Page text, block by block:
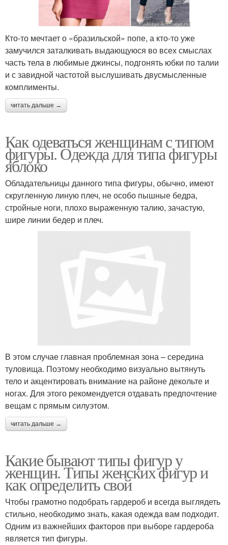
Кто-то мечтает о «бразильской» попе, а кто-то уже
замучился заталкивать выдающуюся во всех смыслах
часть тела в любимые джинсы, подгонять юбки по талии
и с завидной частотой выслушивать двусмысленные
комплименты.
читать дальше →
Как одеваться женщинам с типом
фигуры. Одежда для типа фигуры
яблоко
Обладательницы данного типа фигуры, обычно, имеют
скругленную линую плеч, не особо пышные бедра,
стройные ноги, плохо выраженную талию, зачастую,
шире линии бедер и плеч.
В этом случае главная проблемная зона – середина
туловища. Поэтому необходимо визуально вытянуть
тело и акцентировать внимание на районе декольте и
ногах. Для этого рекомендуется отдавать предпочтение
вещам с прямым силуэтом.
читать дальше →
Какие бывают типы фигур у
женщин. Типы женских фигур и
как определить свой
Чтобы грамотно подобрать гардероб и всегда выглядеть
стильно, необходимо знать, какая одежда вам подходит.
Одним из важнейших факторов при выборе гардероба
является тип фигуры.